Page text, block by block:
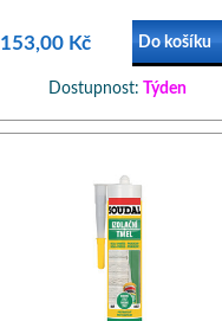
153,00 Kč Do košíku
Dostupnost: Týden